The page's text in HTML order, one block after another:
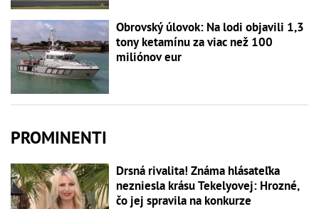
Obrovský úlovok: Na lodi objavili 1,3
tony ketamínu za viac než 100
miliónov eur
PROMINENTI
Drsná rivalita! Známa hlásateľka
nezniesla krásu Tekelyovej: Hrozné,
čo jej spravila na konkurze